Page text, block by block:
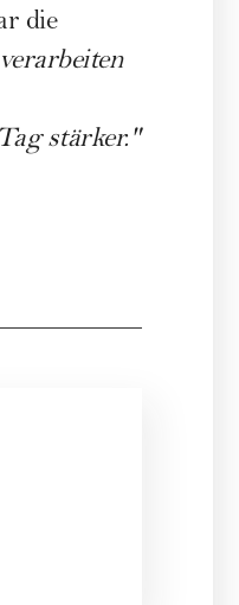
die
stärker."